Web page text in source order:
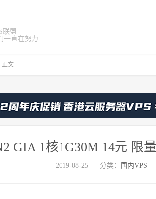
联盟
一直在努力
正文
GIA 1核1G30M 14元 限
2019-08-25 分类： 国内VPS